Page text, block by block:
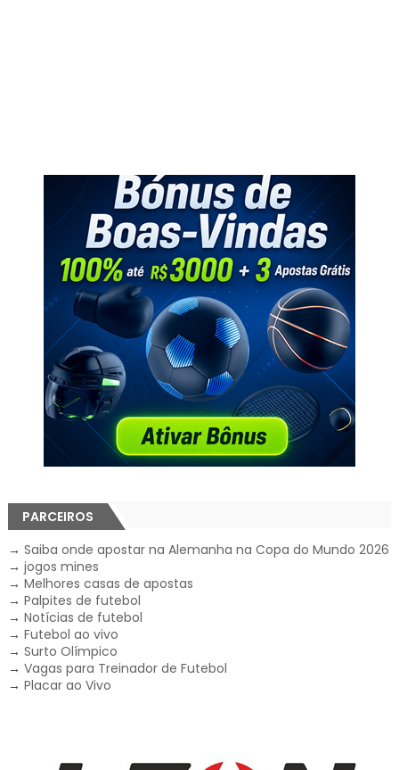
PARCEIROS
→ Saiba onde apostar na Alemanha na Copa do Mundo 2026
→ jogos mines
→ Melhores casas de apostas
→ Palpites de futebol
→ Notícias de futebol
→ Futebol ao vivo
→ Surto Olímpico
→ Vagas para Treinador de Futebol
→ Placar ao Vivo